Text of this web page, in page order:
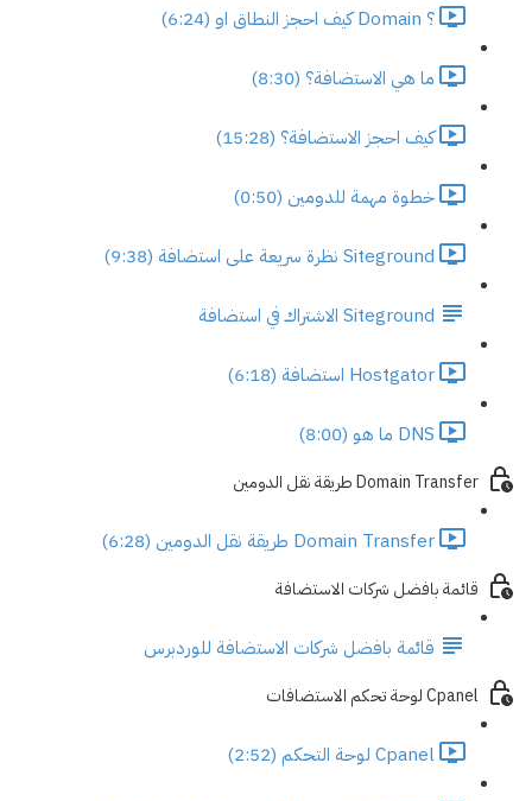
؟ Domain كيف احجز النطاق او (6:24)
ما هي الاستضافة؟ (8:30)
كيف احجز الاستضافة؟ (15:28)
خطوة مهمة للدومين (0:50)
Siteground نظرة سريعة على استضافة (9:38)
Siteground الاشتراك في استضافة
Hostgator استضافة (6:18)
DNS ما هو (8:00)
Domain Transfer طريقة نقل الدومين
Domain Transfer طريقة نقل الدومين (6:28)
قائمة بافضل شركات الاستضافة
قائمة بافضل شركات الاستضافة للوردبرس
Cpanel لوحة تحكم الاستضافات
Cpanel لوحة التحكم (2:52)